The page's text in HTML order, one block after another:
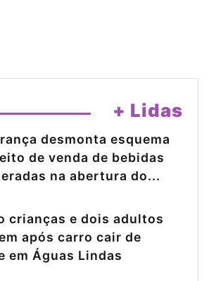
+ Lidas
desmonta esquema
de venda de bebidas
na abertura do...
crianças e dois adultos
após carro cair de
em Águas Lindas